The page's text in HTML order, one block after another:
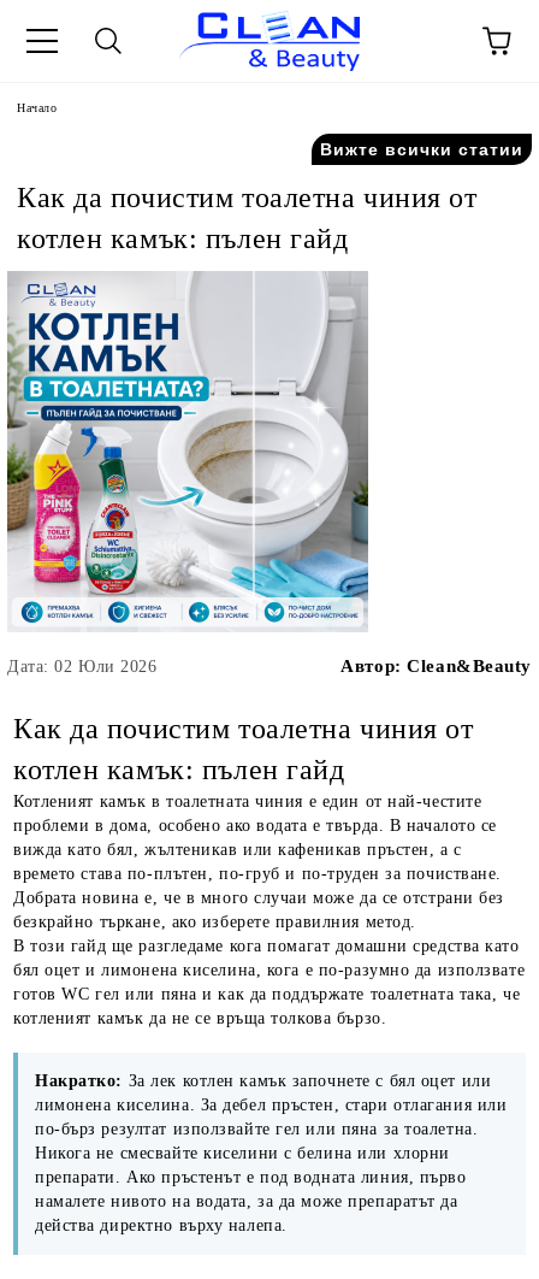
Начало
Вижте всички статии
Как да почистим тоалетна чиния от
котлен камък: пълен гайд
Дата: 02 Юли 2026 Автор: Clean&Beauty
Как да почистим тоалетна чиния от
котлен камък: пълен гайд
Котленият камък в тоалетната чиния е един от най-честите
проблеми в дома, особено ако водата е твърда. В началото се
вижда като бял, жълтеникав или кафеникав пръстен, а с
времето става по-плътен, по-груб и по-труден за почистване.
Добрата новина е, че в много случаи може да се отстрани без
безкрайно търкане, ако изберете правилния метод.
В този гайд ще разгледаме кога помагат домашни средства като
бял оцет и лимонена киселина, кога е по-разумно да използвате
готов WC гел или пяна и как да поддържате тоалетната така, че
котленият камък да не се връща толкова бързо.
Накратко: За лек котлен камък започнете с бял оцет или
лимонена киселина. За дебел пръстен, стари отлагания или
по-бърз резултат използвайте гел или пяна за тоалетна.
Никога не смесвайте киселини с белина или хлорни
препарати. Ако пръстенът е под водната линия, първо
намалете нивото на водата, за да може препаратът да
действа директно върху налепа.